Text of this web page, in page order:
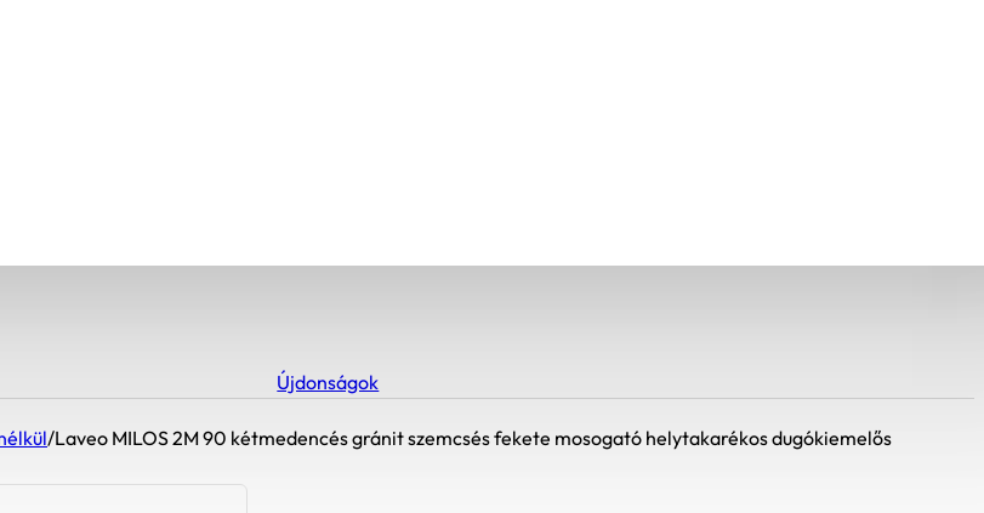
Újdonságok
/Laveo MILOS 2M 90 kétmedencés gránit szemcsés fekete mosogató helytakarékos dugókiemelős